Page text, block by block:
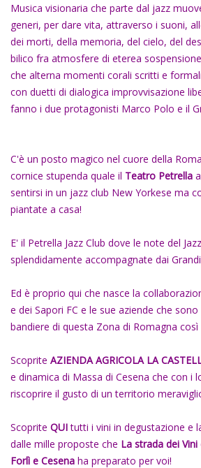
Musica visionaria che parte dal jazz
generi, per dare vita, attraverso i suoni,
dei morti, della memoria, del cielo, del
bilico fra atmosfere di eterea
che alterna momenti corali scritti e
con duetti di dialogica improvvisazione
fanno i due protagonisti Marco Polo e il
C'è un posto magico nel cuore della
cornice stupenda quale il Teatro Petrella
sentirsi in un jazz club New Yorkese ma
piantate a casa!
E' il Petrella Jazz Club dove le note del
splendidamente accompagnate dai
Ed è proprio qui che nasce la
e dei Sapori FC e le sue aziende che
bandiere di questa Zona di Romagna così
Scoprite AZIENDA AGRICOLA LA
e dinamica di Massa di Cesena che con i
riscoprire il gusto di un territorio
Scoprite QUI tutti i vini in degustazione e
dalle mille proposte che La strada dei
Forlì e Cesena ha preparato per voi!